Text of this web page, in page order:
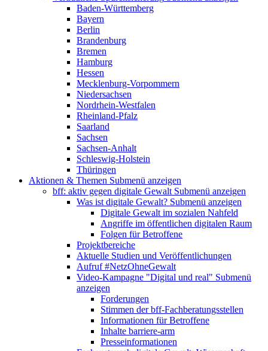
Baden-Württemberg
Bayern
Berlin
Brandenburg
Bremen
Hamburg
Hessen
Mecklenburg-Vorpommern
Niedersachsen
Nordrhein-Westfalen
Rheinland-Pfalz
Saarland
Sachsen
Sachsen-Anhalt
Schleswig-Holstein
Thüringen
Aktionen & Themen Submenü anzeigen
bff: aktiv gegen digitale Gewalt Submenü anzeigen
Was ist digitale Gewalt? Submenü anzeigen
Digitale Gewalt im sozialen Nahfeld
Angriffe im öffentlichen digitalen Raum
Folgen für Betroffene
Projektbereiche
Aktuelle Studien und Veröffentlichungen
Aufruf #NetzOhneGewalt
Video-Kampagne "Digital und real" Submenü
anzeigen
Forderungen
Stimmen der bff-Fachberatungsstellen
Informationen für Betroffene
Inhalte barriere-arm
Presseinformationen